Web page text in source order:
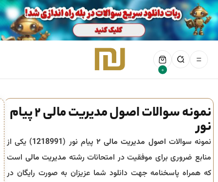
0
نمونه سوالات اصول مدیریت مالی 2 پیام
نور
نمونه سوالات اصول مدیریت مالی ۲ پیام نور (1218991) یکی از
منابع ضروری برای موفقیت در امتحانات رشته مدیریت مالی است
که همراه پاسخنامه جهت دانلود شما عزیزان به صورت رایگان در